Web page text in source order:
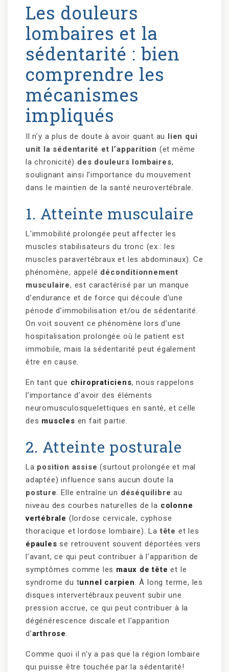
Les douleurs
lombaires et la
sédentarité : bien
comprendre les
mécanismes
impliqués
Il n’y a plus de doute à avoir quant au lien qui
unit la sédentarité et l’apparition (et même
la chronicité) des douleurs lombaires,
soulignant ainsi l’importance du mouvement
dans le maintien de la santé neurovertébrale.
1. Atteinte musculaire
L’immobilité prolongée peut affecter les
muscles stabilisateurs du tronc (ex.: les
muscles paravertébraux et les abdominaux). Ce
phénomène, appelé déconditionnement
musculaire, est caractérisé par un manque
d’endurance et de force qui découle d’une
période d’immobilisation et/ou de sédentarité.
On voit souvent ce phénomène lors d’une
hospitalisation prolongée où le patient est
immobile, mais la sédentarité peut également
être en cause.
En tant que chiropraticiens, nous rappelons
l’importance d’avoir des éléments
neuromusculosquelettiques en santé, et celle
des muscles en fait partie.
2. Atteinte posturale
La position assise (surtout prolongée et mal
adaptée) influence sans aucun doute la
posture. Elle entraîne un déséquilibre au
niveau des courbes naturelles de la colonne
vertébrale (lordose cervicale, cyphose
thoracique et lordose lombaire). Latête et les
épaules se retrouvent souvent déportées vers
l’avant, ce qui peut contribuer à l’apparition de
symptômes comme les maux de tête et le
syndrome du tunnel carpien. À long terme, les
disques intervertébraux peuvent subir une
pression accrue, ce qui peut contribuer à la
dégénérescence discale et l’apparition
d’arthrose.
Comme quoi il n’y a pas que la région lombaire
qui puisse être touchée par la sédentarité!